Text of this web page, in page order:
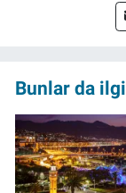
Bunlar da